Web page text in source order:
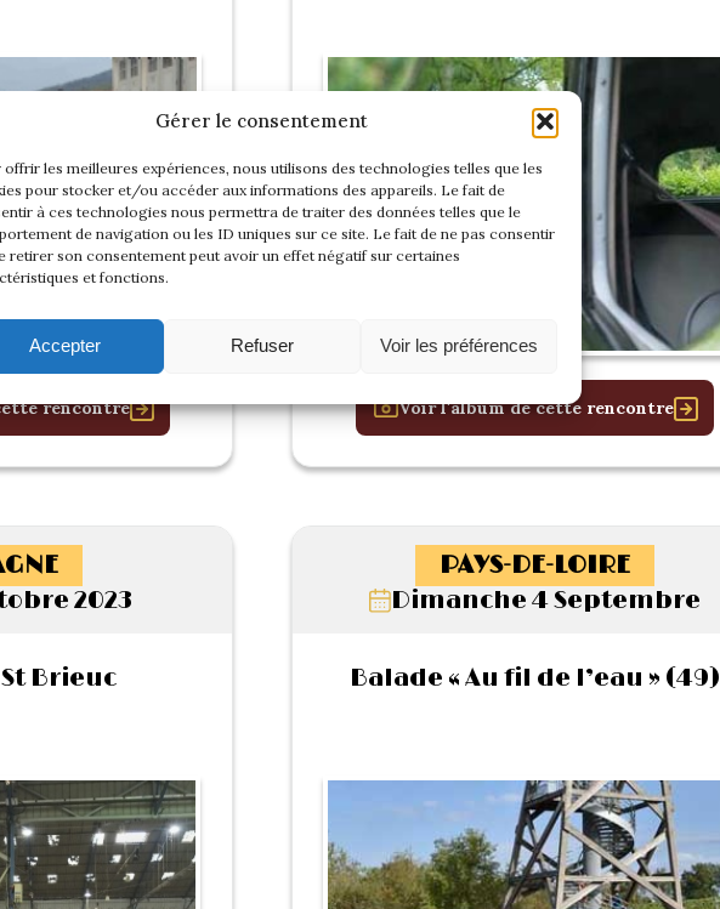
Gérer le consentement
offrir les meilleures expériences, nous utilisons des technologies telles que les
pour stocker et/ou accéder aux informations des appareils. Le fait de
à ces technologies nous permettra de traiter des données telles que le
de navigation ou les ID uniques sur ce site. Le fait de ne pas consentir
retirer son consentement peut avoir un effet négatif sur certaines
et fonctions.
Accepter Refuser Voir les préférences
rencontre Voir l'album de cette rencontre
2023
Brieuc
PAYS-DE-LOIRE
Dimanche 4 Septembre
Balade « Au fil de l’eau » (49)